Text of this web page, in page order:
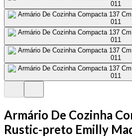
Armário De Cozinha
Rustic-preto Emilly